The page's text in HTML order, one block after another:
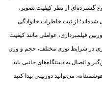
گسترده‌ای از نظر کیفیت تصویر،
از ثبت خاطرات خانوادگی
فیلمبرداری، عواملی مانند کیفیت
در شرایط نوری مختلف، حجم و وزن
و اتصال به دستگاه‌های جانبی باید
می‌توانید دوربینی پیدا کنید